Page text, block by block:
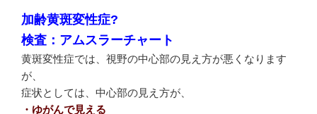
加齢黄斑変性症?
検査：アムスラーチャート
黄斑変性症では、視野の中心部の見え方が悪くなります
が、
症状としては、中心部の見え方が、
・ゆがんで見える